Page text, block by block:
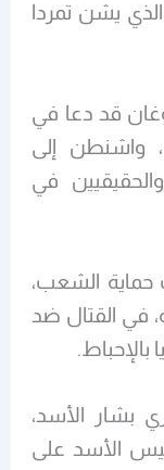
يشن تمردا
قد دعا في
واشنطن إلى
في
حماية الشعب،
في القتال ضد
بشار الأسد،
الأسد على